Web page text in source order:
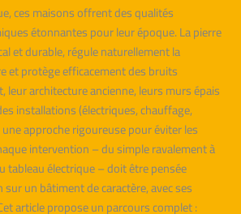
ces maisons offrent des qualités
étonnantes pour leur époque. La pierre
et durable, régule naturellement la
et protège efficacement des bruits
leur architecture ancienne, leurs murs épais
installations (électriques, chauffage,
approche rigoureuse pour éviter les
intervention – du simple ravalement à
tableau électrique – doit être pensée
un bâtiment de caractère, avec ses
article propose un parcours complet :